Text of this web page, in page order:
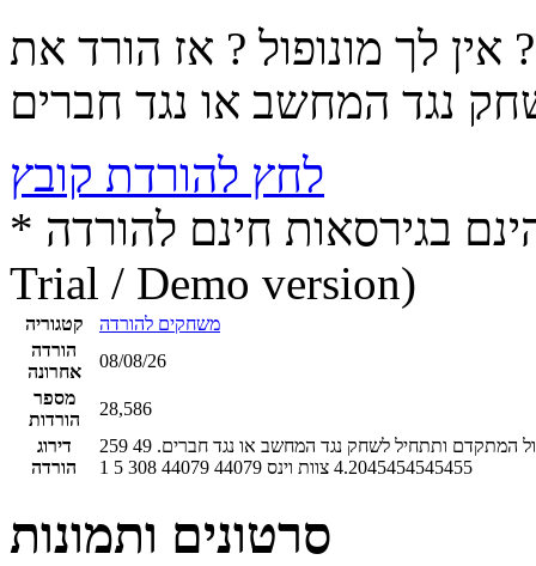
לך מונופול ? אז הורד את
לחץ להורדת קובץ
* התכנים הינם בגירסאות חינם להורדה (Free game / software,
Trial / Demo version)
קטגוריה
משחקים להורדה
הורדה
אחרונה
08/08/26
מספר
הורדות
28,586
דירוג
הורדה
259 49 המתקדם ותתחיל לשחק נגד המחשב או נגד חברים.
4.2045454545455 צוות וינס 44079
44079
308
5
1
סרטונים ותמונות